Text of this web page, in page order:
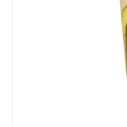
Greencosmetic.by